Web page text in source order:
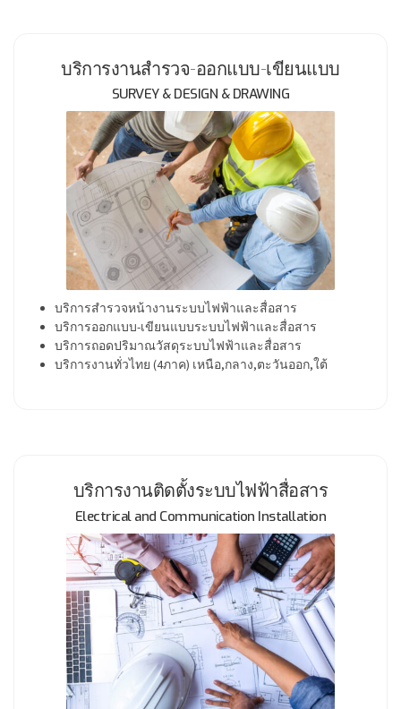
บริการงานสำรวจ-ออกแบบ-เขียนแบบ
SURVEY & DESIGN & DRAWING
บริการสำรวจหน้างานระบบไฟฟ้าและสื่อสาร
บริการออกแบบ-เขียนแบบระบบไฟฟ้าและสื่อสาร
บริการถอดปริมาณวัสดุระบบไฟฟ้าและสื่อสาร
บริการงานทั่วไทย (4ภาค) เหนือ,กลาง,ตะวันออก,ใต้
บริการงานติดตั้งระบบไฟฟ้าสื่อสาร
Electrical and Communication Installation